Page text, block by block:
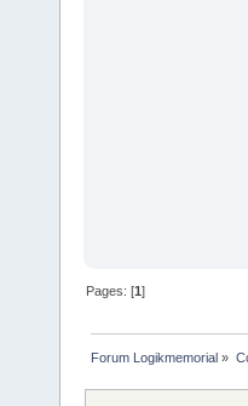
Pages: [1]
Forum Logikmemorial »